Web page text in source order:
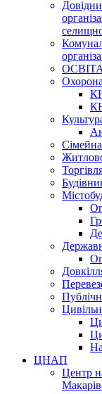
ЦНАП
Центр